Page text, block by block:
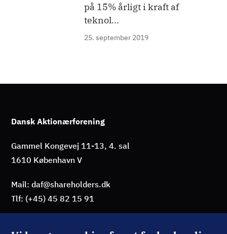
på 15% årligt i kraft af
teknol...
25. september 2019
Dansk Aktionærforening
Gammel Kongevej 11-13, 4. sal
1610 København V
Mail: daf@shareholders.dk
Tlf: (+45) 45 82 15 91